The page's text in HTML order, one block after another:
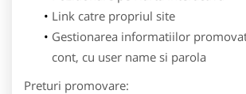
Link catre propriul site
Gestionarea informatiilor
cont, cu user name si parola
Preturi promovare: